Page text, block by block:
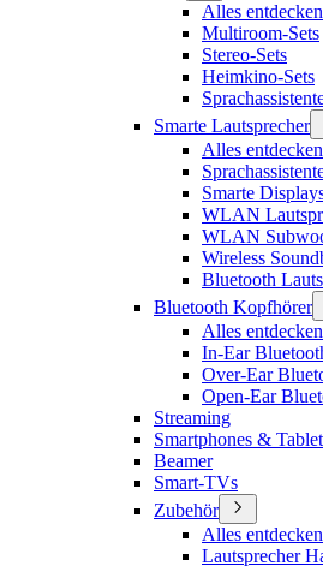
Alles entdecken
Multiroom-Sets
Stereo-Sets
Heimkino-Sets
Smarte Lautsprecher
Alles entdecken
Smarte
WLAN
WLAN
Wireless
Bluetooth
Bluetooth Kopfhörer
Alles entdecken
In-Ear
Over-Ear
Open-Ear
Streaming
Smartphones &
Beamer
Smart-TVs
Zubehör
Alles entdecken
Lautsprecher